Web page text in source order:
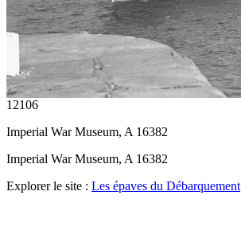
12106
Imperial War Museum, A 16382
Imperial War Museum, A 16382
Explorer le site : Les épaves du Débarquement